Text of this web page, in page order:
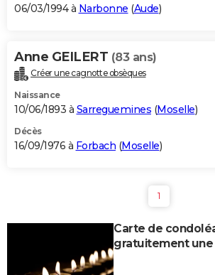
06/03/1994 à Narbonne (Aude)
Anne GEILERT (83 ans)
Créer une cagnotte obsèques
Naissance
10/06/1893 à Sarreguemines (Moselle)
Décès
16/09/1976 à Forbach (Moselle)
1
Carte de
gratuitement